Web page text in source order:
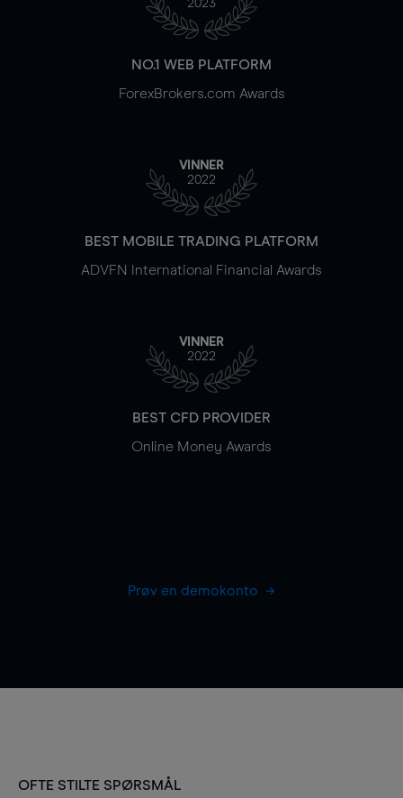
2023
NO.1 WEB PLATFORM
ForexBrokers.com Awards
VINNER
2022
BEST MOBILE TRADING PLATFORM
ADVFN International Financial Awards
VINNER
2022
BEST CFD PROVIDER
Online Money Awards
Prøv en demokonto
OFTE STILTE SPØRSMÅL